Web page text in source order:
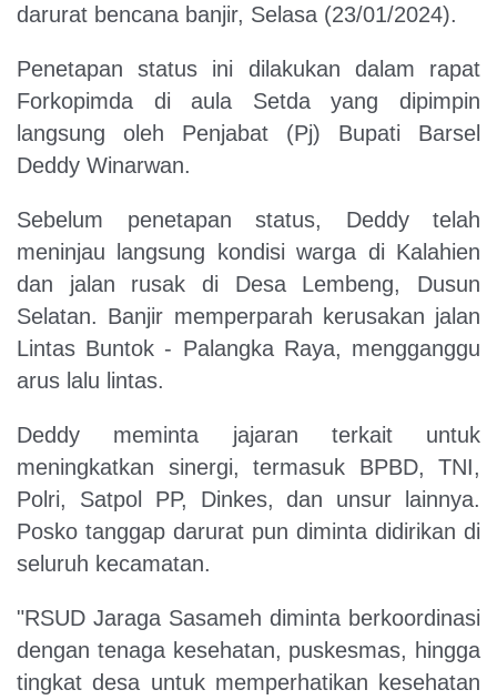
darurat bencana banjir, Selasa (23/01/2024).
Penetapan status ini dilakukan dalam rapat
Forkopimda di aula Setda yang dipimpin
langsung oleh Penjabat (Pj) Bupati Barsel
Deddy Winarwan.
Sebelum penetapan status, Deddy telah
meninjau langsung kondisi warga di Kalahien
dan jalan rusak di Desa Lembeng, Dusun
Selatan. Banjir memperparah kerusakan jalan
Lintas Buntok - Palangka Raya, mengganggu
arus lalu lintas.
Deddy meminta jajaran terkait untuk
meningkatkan sinergi, termasuk BPBD, TNI,
Polri, Satpol PP, Dinkes, dan unsur lainnya.
Posko tanggap darurat pun diminta didirikan di
seluruh kecamatan.
"RSUD Jaraga Sasameh diminta berkoordinasi
dengan tenaga kesehatan, puskesmas, hingga
tingkat desa untuk memperhatikan kesehatan